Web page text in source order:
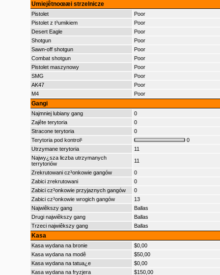
Umiejêtnoœæi strzelnicze
Pistolet
Poor
Pistolet z t³umikiem
Poor
Desert Eagle
Poor
Shotgun
Poor
Sawn-off shotgun
Poor
Combat shotgun
Poor
Pistolet maszynowy
Poor
SMG
Poor
AK47
Poor
M4
Poor
Gangi
Najmniej lubiany gang
0
Zajête terytoria
0
Stracone terytoria
0
Terytoria pod kontrol¹
0
Utrzymane terytoria
11
Najwy¿sza liczba utrzymanych
terrytoriów
11
Zrekrutowani cz³onkowie gangów
0
Zabici zrekrutowani
0
Zabici cz³onkowie przyjaznych gangów
0
Zabici cz³onkowie wrogich gangów
13
Najwiêkszy gang
Ballas
Drugi najwiêkszy gang
Ballas
Trzeci najwiêkszy gang
Ballas
Kasa
Kasa wydana na bronie
$0,00
Kasa wydana na modê
$50,00
Kasa wydana na tatua¿e
$0,00
Kasa wydana na fryzjera
$150,00